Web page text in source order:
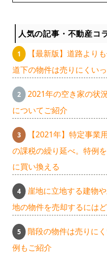
人気の記事・不動産コ
【最新版】道路より
道下の物件は売りにくい
2021年の空き家の状
についてご紹介
【2021年】特定事業
の課税の繰り延べ。特例
に買い換える
崖地に立地する建物
地の物件を売却するには
階段の物件は売りに
例もご紹介